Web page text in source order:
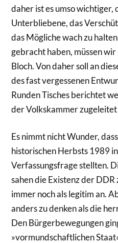
daher ist es umso wichtiger,
Unterbliebene, das
das Mögliche wach zu
gebracht haben, müssen
Bloch. Von daher soll an
des fast vergessenen
Runden Tisches berichtet
der Volkskammer
Es nimmt nicht Wunder,
historischen Herbsts 1989
Verfassungsfrage stellten.
sahen die Existenz der
immer noch als legitim an.
anders zu denken als die
Den Bürgerbewegungen
»vormundschaftlichen